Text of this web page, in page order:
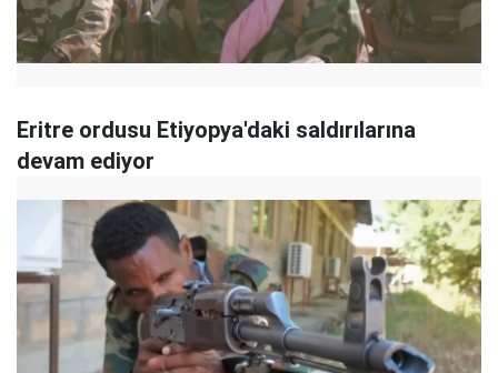
Eritre ordusu Etiyopya'daki saldırılarına
devam ediyor